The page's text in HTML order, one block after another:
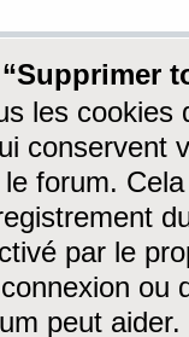
les cookies
conservent
forum.
par le
ou
peut aider.